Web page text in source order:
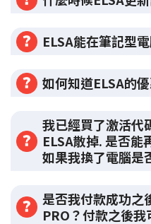
ELSA能在筆記型
如何知道ELSA的
我已經買了激活代
ELSA散掉. 是否能
如果我換了電腦是
是否我付款成功之
PRO？付款之後我